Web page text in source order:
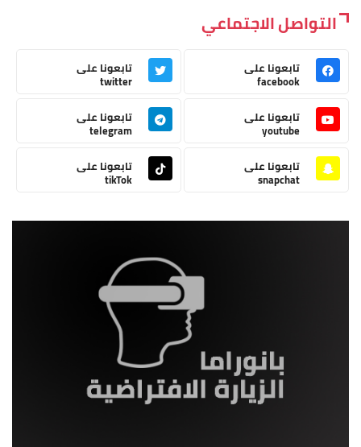
التواصل الاجتماعي
تابعونا على
facebook
تابعونا على
twitter
تابعونا على
youtube
تابعونا على
telegram
تابعونا على
snapchat
تابعونا على
tikTok